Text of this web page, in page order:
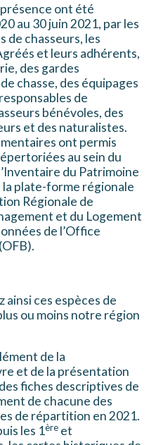
ont été
au 30 juin 2021, par les
de chasseurs, les
et leurs adhérents,
des gardes
chasse, des équipages
de
bénévoles, des
et des naturalistes.
ont permis
au sein du
du Patrimoine
la plate-forme régionale
Régionale de
et du Logement
de l’Office
ces espèces de
ou moins notre région
de la
et de la présentation
fiches descriptives de
de chacune des
de répartition en 2021.
les 1ère et